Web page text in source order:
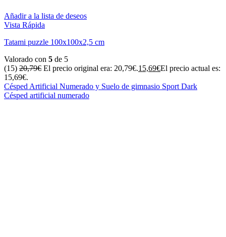
Añadir a la lista de deseos
Vista Rápida
Tatami puzzle 100x100x2,5 cm
Valorado con 5 de 5
(15) 20,79€ El precio original era: 20,79€.15,69€El precio actual es:
15,69€.
Césped Artificial Numerado y Suelo de gimnasio Sport Dark
Césped artificial numerado